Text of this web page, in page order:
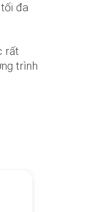
đa
rất
trình